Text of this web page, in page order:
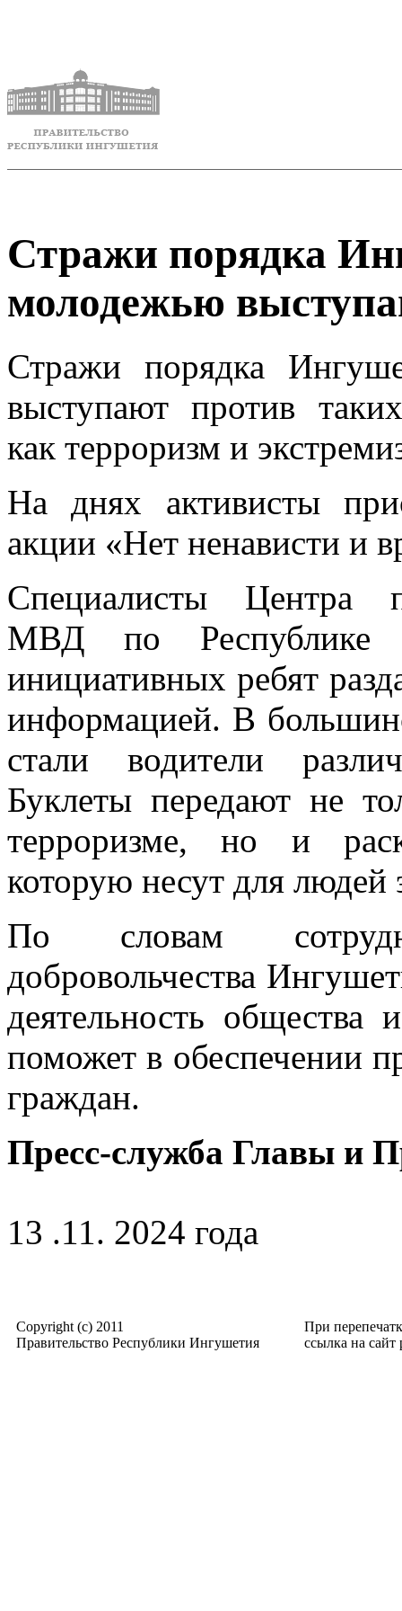
Стражи порядка
молодежью
Стражи порядка
выступают против
как терроризм и
На днях активисты
акции «Нет ненависти и
Специалисты Центра
МВД по Республике
инициативных ребят
информацией. В
стали водители
Буклеты передают не
терроризме, но и
которую несут для людей
По словам
добровольчества
деятельность общества
поможет в обеспечении
граждан.
Пресс-служба Главы и
13 .11. 2024 года
Copyright (c) 2011
Правительство Республики Ингушетия
При
ссылка на сайт